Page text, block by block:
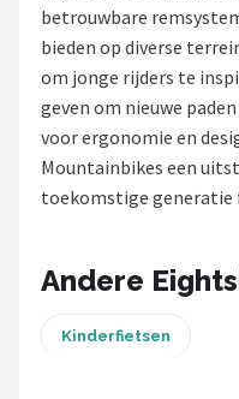
Mountainbikes
Shop
Basil
ABUS
betrouwbare
bieden op diverse
om jonge rijders te
geven om nieuwe
voor ergonomie en
Mountainbikes een
toekomstige generatie
Andere
Kinderfietsen